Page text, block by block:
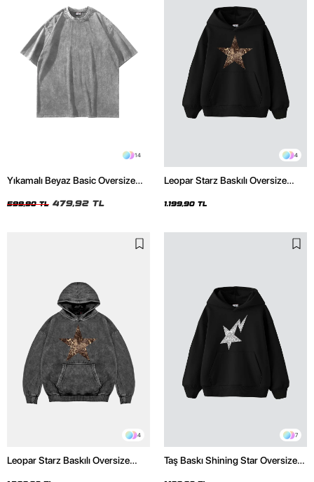
14
Yıkamalı Beyaz Basic Oversize
599,90 TL 479,92 TL
4
Leopar Starz Baskılı Oversize
1.199,90 TL
4
Leopar Starz Baskılı Oversize
7
Taş Baskı Shining Star Oversize